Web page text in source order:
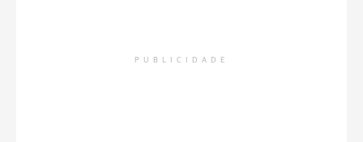
PUBLICIDADE